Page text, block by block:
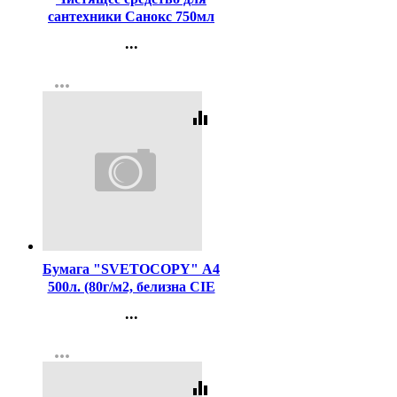
сантехники Санокс 750мл
...
Регистрация
more_horiz
equalizer
Бумага "SVETOCOPY" А4
500л. (80г/м2, белизна CIE
(Ст.5)
...
Регистрация
more_horiz
equalizer